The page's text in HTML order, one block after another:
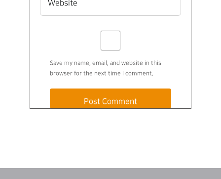
Save my name, email, and website in this
browser for the next time I comment.